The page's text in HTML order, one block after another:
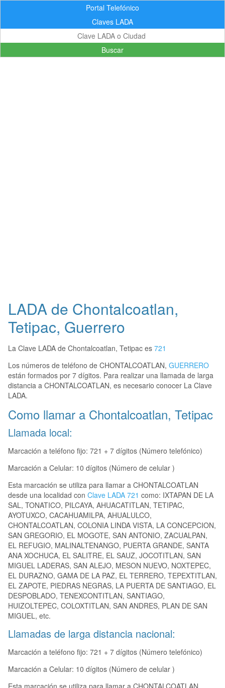
Portal Telefónico
Claves LADA
Buscar
LADA de Chontalcoatlan,
Tetipac, Guerrero
La Clave LADA de Chontalcoatlan, Tetipac es 721
Los números de teléfono de CHONTALCOATLAN, GUERRERO
están formados por 7 dígitos. Para realizar una llamada de larga
distancia a CHONTALCOATLAN, es necesario conocer La Clave
LADA.
Como llamar a Chontalcoatlan, Tetipac
Llamada local:
Marcación a teléfono fijo: 721 + 7 dígitos (Número telefónico)
Marcación a Celular: 10 dígitos (Número de celular )
Esta marcación se utiliza para llamar a CHONTALCOATLAN
desde una localidad con Clave LADA 721 como: IXTAPAN DE LA
SAL, TONATICO, PILCAYA, AHUACATITLAN, TETIPAC,
AYOTUXCO, CACAHUAMILPA, AHUALULCO,
CHONTALCOATLAN, COLONIA LINDA VISTA, LA CONCEPCION,
SAN GREGORIO, EL MOGOTE, SAN ANTONIO, ZACUALPAN,
EL REFUGIO, MALINALTENANGO, PUERTA GRANDE, SANTA
ANA XOCHUCA, EL SALITRE, EL SAUZ, JOCOTITLAN, SAN
MIGUEL LADERAS, SAN ALEJO, MESON NUEVO, NOXTEPEC,
EL DURAZNO, GAMA DE LA PAZ, EL TERRERO, TEPEXTITLAN,
EL ZAPOTE, PIEDRAS NEGRAS, LA PUERTA DE SANTIAGO, EL
DESPOBLADO, TENEXCONTITLAN, SANTIAGO,
HUIZOLTEPEC, COLOXTITLAN, SAN ANDRES, PLAN DE SAN
MIGUEL, etc.
Llamadas de larga distancia nacional:
Marcación a teléfono fijo: 721 + 7 dígitos (Número telefónico)
Marcación a Celular: 10 dígitos (Número de celular )